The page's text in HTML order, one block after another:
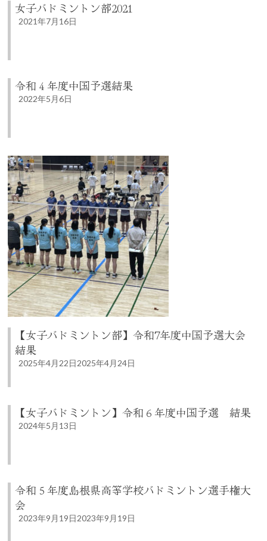
女子バドミントン部2021
2021年7月16日
令和４年度中国予選結果
2022年5月6日
【女子バドミントン部】令和7年度中国予選大会
結果
2025年4月22日2025年4月24日
【女子バドミントン】令和６年度中国予選 結果
2024年5月13日
令和５年度島根県高等学校バドミントン選手権大
会
2023年9月19日2023年9月19日